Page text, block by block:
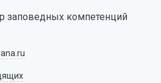
заповедных компетенций